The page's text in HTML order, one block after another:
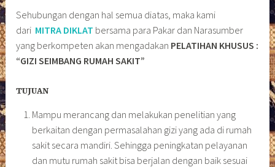
Sehubungan dengan hal semua diatas, maka kami
dari MITRA DIKLAT bersama para Pakar dan Narasumber
yang berkompeten akan mengadakan PELATIHAN KHUSUS :
“GIZI SEIMBANG RUMAH SAKIT”
TUJUAN
Mampu merancang dan melakukan penelitian yang
berkaitan dengan permasalahan gizi yang ada di rumah
sakit secara mandiri. Sehingga peningkatan pelayanan
dan mutu rumah sakit bisa berjalan dengan baik sesuai